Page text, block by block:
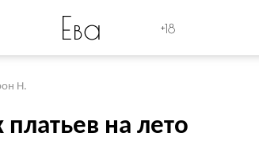
Ева +18
Н.
платьев на лето